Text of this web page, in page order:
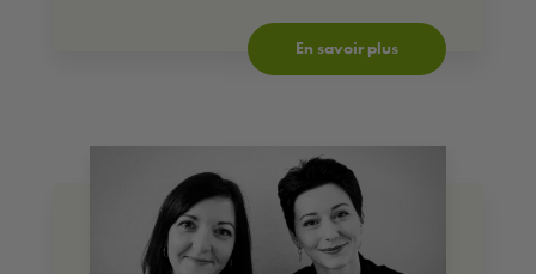
En savoir plus